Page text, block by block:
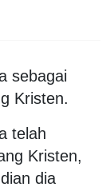
sebagai
Kristen.
telah
Kristen,
dia